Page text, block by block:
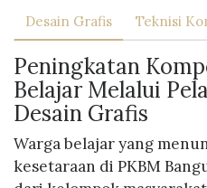
Desain Grafis Teknisi
Peningkatan
Belajar Melalui
Desain Grafis
Warga belajar yang
kesetaraan di PKBM